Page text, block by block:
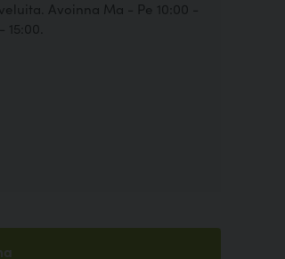
Avoinna Ma - Pe 10:00 -
15:00.